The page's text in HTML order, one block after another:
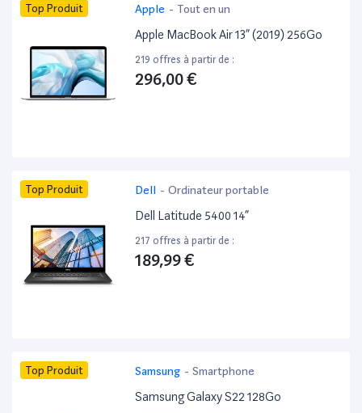
Top Produit Apple - Tout en un
Apple MacBook Air 13” (2019) 256Go
219 offres à partir de :
296,00 €
Top Produit Dell - Ordinateur portable
Dell Latitude 5400 14”
217 offres à partir de :
189,99 €
Top Produit Samsung - Smartphone
Samsung Galaxy S22 128Go